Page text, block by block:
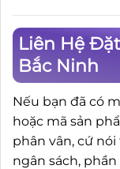
Liên Hệ
Bắc Ninh
Nếu bạn đã có
hoặc mã sản
phân vân, cứ
ngân sách,